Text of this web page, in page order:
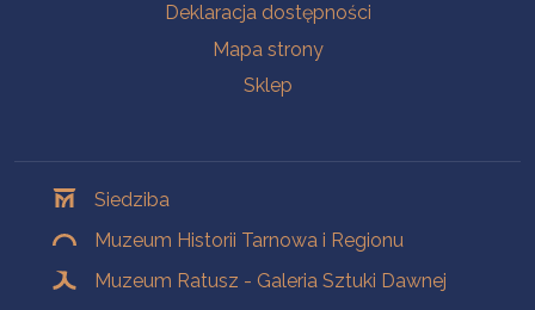
Deklaracja dostępności
Mapa strony
Sklep
Siedziba
Muzeum Historii Tarnowa i Regionu
Muzeum Ratusz - Galeria Sztuki Dawnej